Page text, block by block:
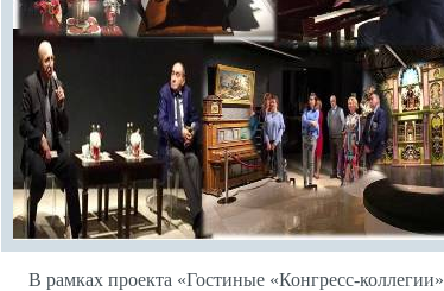
В рам­ках про­ек­та «Гос­ти­ные «Кон­гресс-кол­ле­гии»